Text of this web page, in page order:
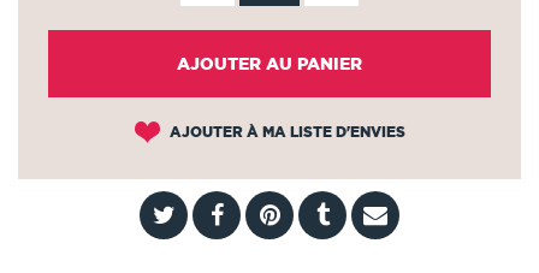
AJOUTER AU PANIER
AJOUTER À MA LISTE D'ENVIES